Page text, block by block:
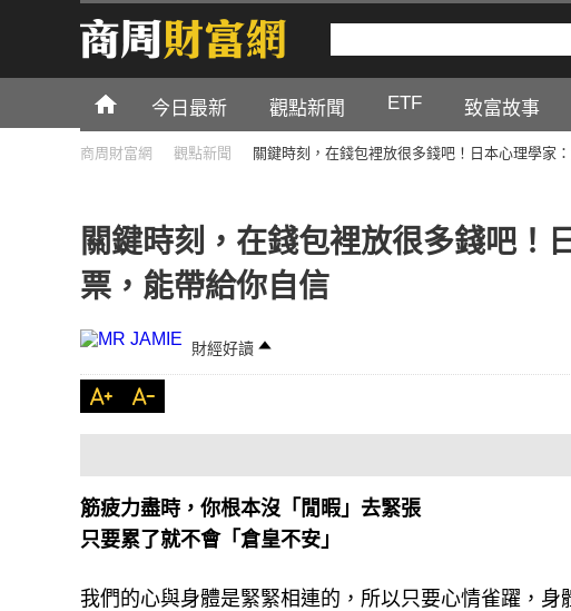
今日最新 觀點新聞 ETF 致富故事
商周財富網 觀點新聞 關鍵時刻，在錢包裡放很多錢吧！日本心理學家
關鍵時刻，在錢包裡放很多錢吧！
票，能帶給你自信
財經好讀
筋疲力盡時，你根本沒「閒暇」去緊張
只要累了就不會「倉皇不安」
我們的心與身體是緊緊相連的，所以只要心情雀躍，身